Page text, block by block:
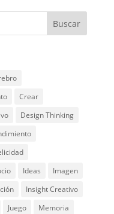
Crear
Design Thinking
Ideas
Imagen
Insight Creativo
Juego
Memoria